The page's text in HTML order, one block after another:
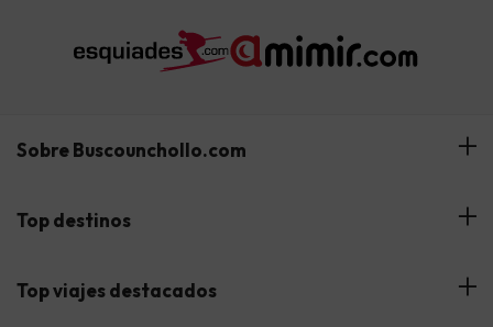
Sobre Buscounchollo.com
¿Quiénes somos?
Buscounchollo en los medios
Top destinos
Hoteles Andalucía
Top viajes destacados